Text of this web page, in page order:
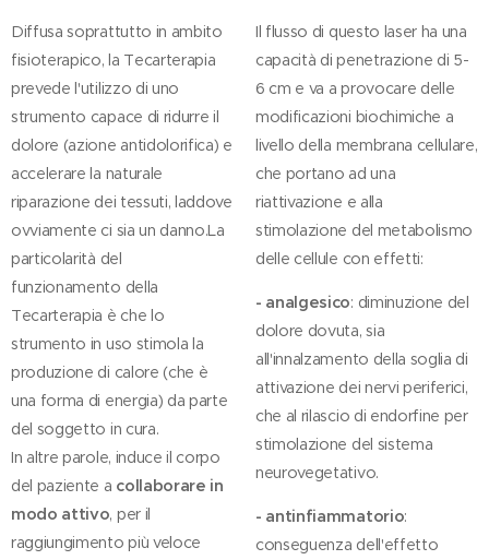
Diffusa soprattutto in ambito
fisioterapico, la Tecarterapia
prevede l'utilizzo di uno
strumento capace di ridurre il
dolore (azione antidolorifica) e
accelerare la naturale
riparazione dei tessuti, laddove
ovviamente ci sia un danno.La
particolarità del
funzionamento della
Tecarterapia è che lo
strumento in uso stimola la
produzione di calore (che è
una forma di energia) da parte
del soggetto in cura.
In altre parole, induce il corpo
del paziente a collaborare in
modo attivo, per il
raggiungimento più veloce
Il flusso di questo laser ha una
capacità di penetrazione di 5-
6 cm e va a provocare delle
modificazioni biochimiche a
livello della membrana cellulare,
che portano ad una
riattivazione e alla
stimolazione del metabolismo
delle cellule con effetti:
- analgesico: diminuzione del
dolore dovuta, sia
all'innalzamento della soglia di
attivazione dei nervi periferici,
che al rilascio di endorfine per
stimolazione del sistema
neurovegetativo.
- antinfiammatorio:
conseguenza dell'effetto